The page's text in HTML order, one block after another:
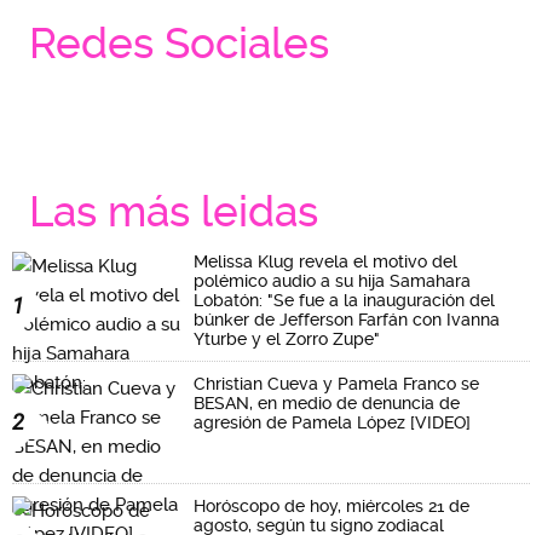
Redes Sociales
Las más leidas
1
Melissa Klug revela el motivo del
polémico audio a su hija Samahara
Lobatón: "Se fue a la inauguración del
búnker de Jefferson Farfán con Ivanna
Yturbe y el Zorro Zupe"
2
Christian Cueva y Pamela Franco se
BESAN, en medio de denuncia de
agresión de Pamela López [VIDEO]
Horóscopo de hoy, miércoles 21 de
agosto, según tu signo zodiacal